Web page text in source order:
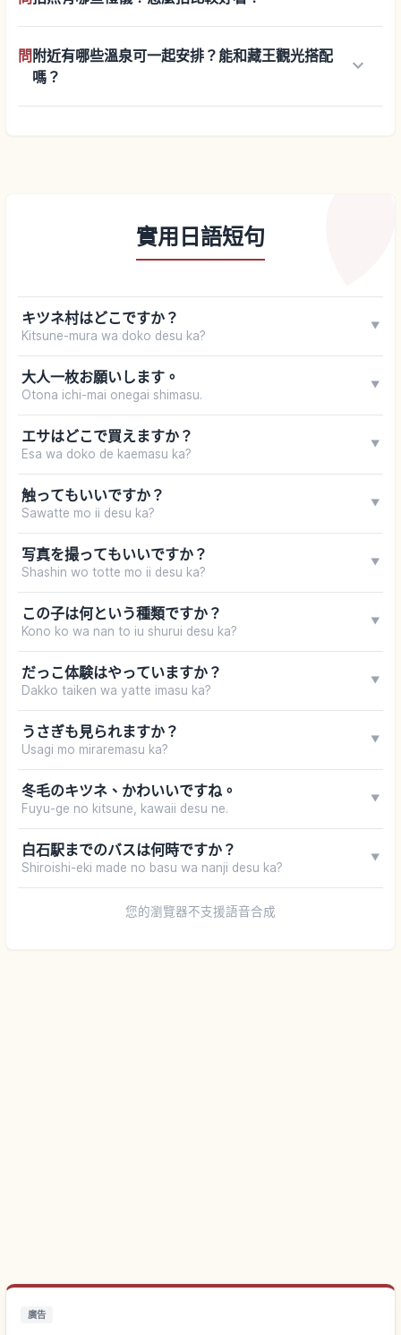
問附近有哪些溫泉可一起安排？能和藏王觀光搭配
嗎？
keyboard_arrow_down
實用日語短句
キツネ村はどこですか？
Kitsune-mura wa doko desu ka?
▼
大人一枚お願いします。
Otona ichi-mai onegai shimasu.
▼
エサはどこで買えますか？
Esa wa doko de kaemasu ka?
▼
触ってもいいですか？
Sawatte mo ii desu ka?
▼
写真を撮ってもいいですか？
Shashin wo totte mo ii desu ka?
▼
この子は何という種類ですか？
Kono ko wa nan to iu shurui desu ka?
▼
だっこ体験はやっていますか？
Dakko taiken wa yatte imasu ka?
▼
うさぎも見られますか？
Usagi mo miraremasu ka?
▼
冬毛のキツネ、かわいいですね。
Fuyu-ge no kitsune, kawaii desu ne.
▼
白石駅までのバスは何時ですか？
Shiroishi-eki made no basu wa nanji desu ka?
▼
您的瀏覽器不支援語音合成
廣告